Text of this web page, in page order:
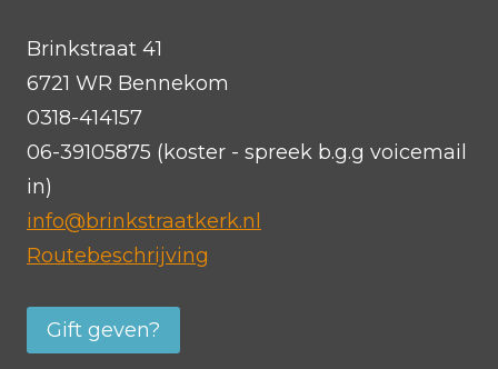
Brinkstraat 41
6721 WR Bennekom
0318-414157
06-39105875 (koster - spreek b.g.g voicemail
in)
info@brinkstraatkerk.nl
Routebeschrijving
Gift geven?